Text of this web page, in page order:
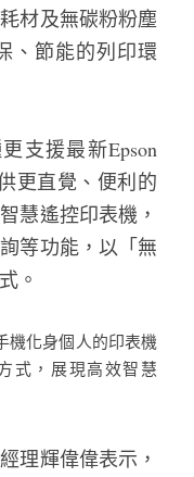
材及無碳粉粉塵
、節能的列印環
支援最新Epson
更直覺、便利的
慧遙控印表機，
等功能，以「無
。
機化身個人的印表機
式，展現高效智慧
理輝偉偉表示，